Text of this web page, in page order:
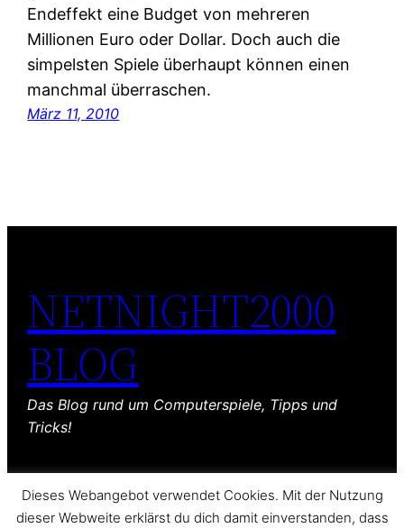
Endeffekt eine Budget von mehreren
Millionen Euro oder Dollar. Doch auch die
simpelsten Spiele überhaupt können einen
manchmal überraschen.
März 11, 2010
NETNIGHT2000
BLOG
Das Blog rund um Computerspiele, Tipps und
Tricks!
Dieses Webangebot verwendet Cookies. Mit der Nutzung
dieser Webweite erklärst du dich damit einverstanden, dass